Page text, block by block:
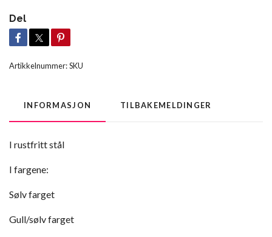
Del
Artikkelnummer:SKU
INFORMASJON TILBAKEMELDINGER
I rustfritt stål
I fargene:
Sølv farget
Gull/sølv farget